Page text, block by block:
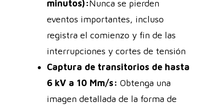
minutos):Nunca se pierden
eventos importantes, incluso
registra el comienzo y fin de las
interrupciones y cortes de tensión
Captura de transitorios de hasta
6 kV a 10 Mm/s: Obtenga una
imagen detallada de la forma de